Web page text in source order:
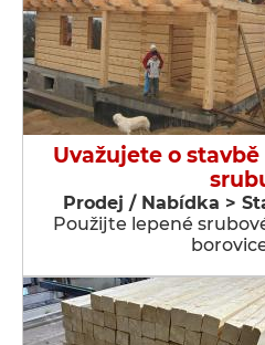
Uvažujete o
Prodej / Nabídka >
Použijte lepené